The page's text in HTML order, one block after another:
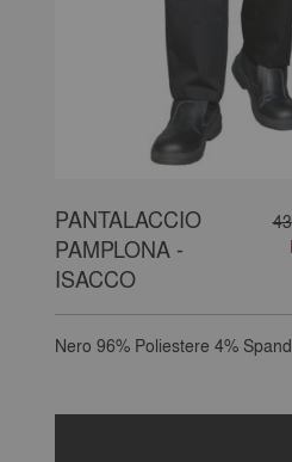
PANTALACCIO
PAMPLONA -
ISACCO
Nero 96% Poliestere 4%